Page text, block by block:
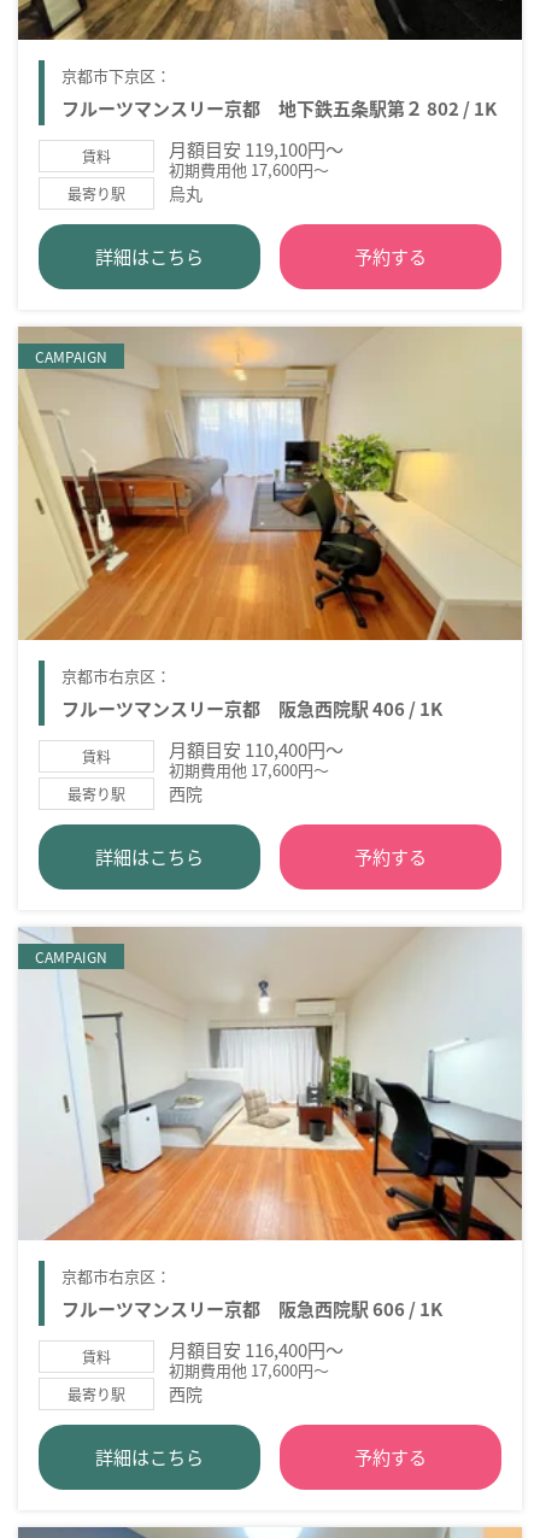
京都市下京区：
フルーツマンスリー京都 地下鉄五条駅第２ 802 / 1K
賃料 月額目安 119,100円～
初期費用他 17,600円～
最寄り駅 烏丸
詳細はこちら 予約する
CAMPAIGN
京都市右京区：
フルーツマンスリー京都 阪急西院駅 406 / 1K
賃料 月額目安 110,400円～
初期費用他 17,600円～
最寄り駅 西院
詳細はこちら 予約する
CAMPAIGN
京都市右京区：
フルーツマンスリー京都 阪急西院駅 606 / 1K
賃料 月額目安 116,400円～
初期費用他 17,600円～
最寄り駅 西院
詳細はこちら 予約する